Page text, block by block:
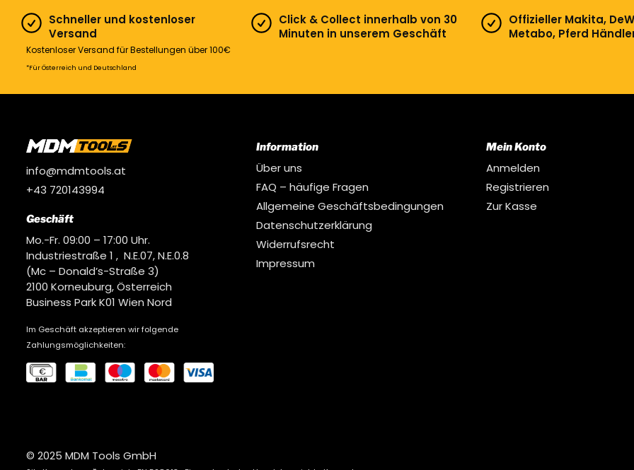
Schneller und kostenloser
Versand
Kostenloser Versand für Bestellungen über 100€
*Für Österreich und Deutschland
Click & Collect innerhalb von 30
Minuten in unserem Geschäft
Offizieller Makita,
Metabo, Pferd
info@mdmtools.at
+43 720143994
Geschäft
Mo.-Fr. 09:00 – 17:00 Uhr.
Industriestraße 1 , N.E.07, N.E.0.8
(Mc – Donald’s-Straße 3)
2100 Korneuburg, Österreich
Business Park K01 Wien Nord
Im Geschäft akzeptieren wir folgende
Zahlungsmöglichkeiten:
Information
Über uns
FAQ – häufige Fragen
Allgemeine Geschäftsbedingungen
Datenschutzerklärung
Widerrufsrecht
Impressum
Mein Konto
Anmelden
Registrieren
Zur Kasse
© 2025 MDM Tools GmbH